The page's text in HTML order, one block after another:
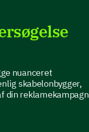
vurdere den
nuanceret
skabelonbygger,
din